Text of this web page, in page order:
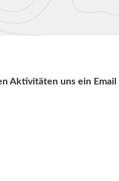
Aktivitäten uns ein Email